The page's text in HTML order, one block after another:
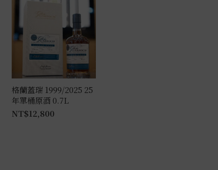
格蘭蓋瑞 1999/2025 25
年單桶原酒 0.7L
NT$12,800